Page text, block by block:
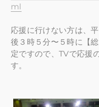
ml
応援に行けない方は、
後３時５分〜５時に【
定ですので、TVで応援
す。